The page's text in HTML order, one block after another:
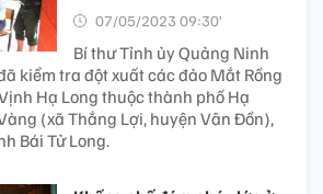
07/05/2023 09:30’
Bí thư Tỉnh ủy Quảng Ninh
kiểm tra đột xuất các đảo Mắt Rồng
Hạ Long thuộc thành phố Hạ
(xã Thắng Lợi, huyện Vân Đồn),
Bái Tử Long.